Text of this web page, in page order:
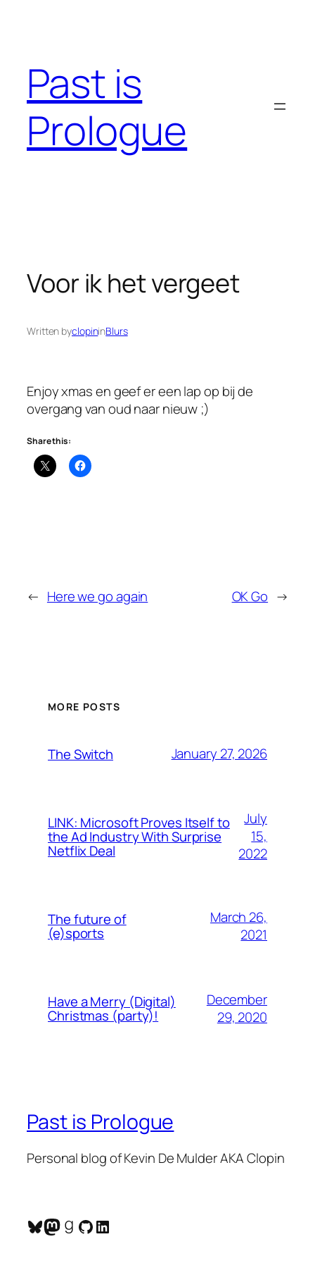
Past is
Prologue
Voor ik het vergeet
Written byclopininBlurs
Enjoy xmas en geef er een lap op bij de
overgang van oud naar nieuw ;)
Share this:
← Here we go again OK Go →
MORE POSTS
The Switch January 27, 2026
LINK: Microsoft Proves Itself to
the Ad Industry With Surprise
Netflix Deal
July
15,
2022
The future of
(e)sports
March 26,
2021
Have a Merry (Digital)
Christmas (party)!
December
29, 2020
Past is Prologue
Personal blog of Kevin De Mulder AKA Clopin
Bluesky
Mastodon
Goodreads
GitHub
LinkedIn